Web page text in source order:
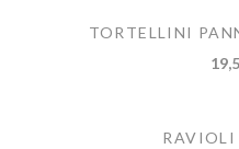
TORTELLINI